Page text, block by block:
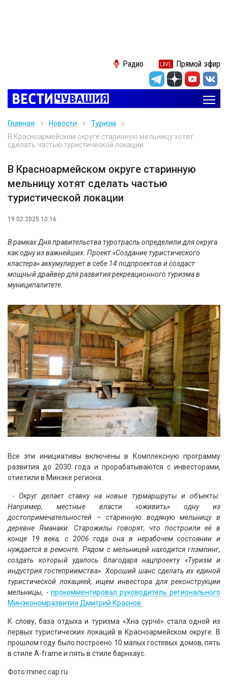
Радио Прямой эфир
Главная Новости
Туризм
В Красноармейском округе старинную мельницу хотят
сделать частью туристической локации
В Красноармейском округе старинную
мельницу хотят сделать частью
туристической локации
19.02.2025 10:16
В рамках Дня правительства туротрасль определили для округа
как одну из важнейших. Проект «Создание туристического
кластера» аккумулирует в себе 14 подпроектов и создаст
мощный драйвер для развития рекреационного туризма в
муниципалитете.
Все эти инициативы включены в Комплексную программу
развития до 2030 года и прорабатываются с инвесторами,
отиетили в Минэке региона.
- Округ делает ставку на новые турмаршруты и объекты.
Например, местные власти «оживить» одну из
достопримечательностей – старинную водяную мельницу в
деревне Яманаки. Старожилы говорят, что построили её в
конце 19 века, с 2006 года она в нерабочем состоянии и
нуждается в ремонте. Рядом с мельницей находится глэмпинг,
создать который удалось благодаря нацпроекту «Туризм и
индустрия гостеприимства». Хороший шанс сделать их единой
туристической локацией, ищем инвестора для реконструкции
мельницы, - прокомментировал руководитель регионального
Минэкономразвития Дмитрий Краснов.
К слову, база отдыха и туризма «Хӑна ҫурчӗ» стала одной из
первых туристических локаций в Красноармейском округе. В
прошлом году было построено 10 малых гостевых домов, пять
в стиле A-frame и пять в стиле барнхаус.
Фото:minec.cap.ru